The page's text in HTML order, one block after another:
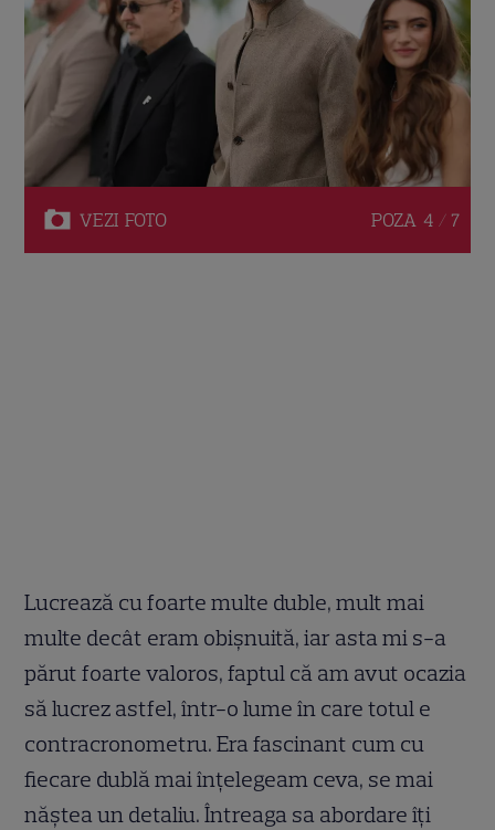
VEZI FOTO POZA 4 / 7
Lucrează cu foarte multe duble, mult mai
multe decât eram obișnuită, iar asta mi s-a
părut foarte valoros, faptul că am avut ocazia
să lucrez astfel, într-o lume în care totul e
contracronometru. Era fascinant cum cu
fiecare dublă mai înțelegeam ceva, se mai
năștea un detaliu. Întreaga sa abordare îți